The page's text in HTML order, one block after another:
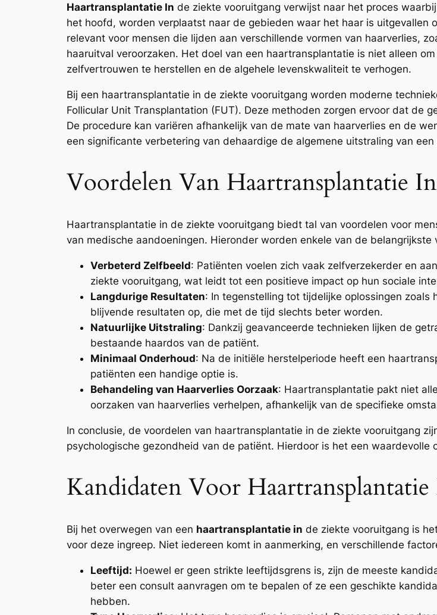
Haartransplantatie In de ziekte vooruitgang verwijst naar het proces
het hoofd, worden verplaatst naar de gebieden waar het haar is uitgevallen
relevant voor mensen die lijden aan verschillende vormen van haarverlies,
haaruitval veroorzaken. Het doel van een haartransplantatie is niet alleen
zelfvertrouwen te herstellen en de algehele levenskwaliteit te verhogen.
Bij een haartransplantatie in de ziekte vooruitgang worden moderne
Follicular Unit Transplantation (FUT). Deze methoden zorgen ervoor dat de
De procedure kan variëren afhankelijk van de mate van haarverlies en de
een significante verbetering van dehaardige de algemene uitstraling van
Voordelen Van Haartransplantatie
Haartransplantatie in de ziekte vooruitgang biedt tal van voordelen voor
van medische aandoeningen. Hieronder worden enkele van de belangrijkste
Verbeterd Zelfbeeld: Patiënten voelen zich vaak zelfverzekerder en
ziekte vooruitgang, wat leidt tot een positieve impact op hun sociale
Langdurige Resultaten: In tegenstelling tot tijdelijke oplossingen
blijvende resultaten op, die met de tijd slechts beter worden.
Natuurlijke Uitstraling: Dankzij geavanceerde technieken lijken de
bestaande haardos van de patiënt.
Minimaal Onderhoud: Na de initiële herstelperiode heeft een
patiënten een handige optie is.
Behandeling van Haarverlies Oorzaak: Haartransplantatie pakt niet
oorzaken van haarverlies verhelpen, afhankelijk van de specifieke
In conclusie, de voordelen van haartransplantatie in de ziekte vooruitgang
psychologische gezondheid van de patiënt. Hierdoor is het een
Kandidaten Voor
Bij het overwegen van een haartransplantatie in de ziekte vooruitgang is
voor deze ingreep. Niet iedereen komt in aanmerking, en verschillende
Leeftijd: Hoewel er geen strikte leeftijdsgrens is, zijn de meeste
beter een consult aanvragen om te bepalen of ze een geschikte
hebben.